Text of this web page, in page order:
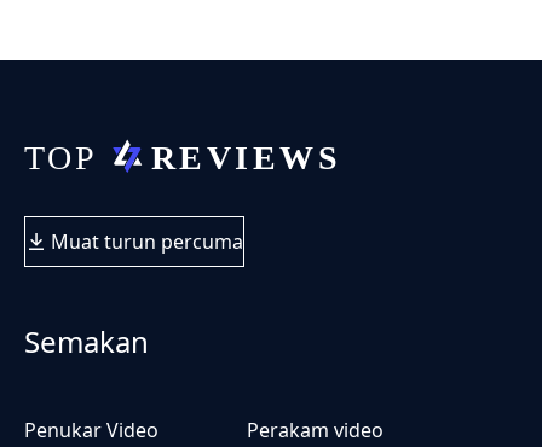
Muat turun percuma
Semakan
Penukar Video
Perakam video